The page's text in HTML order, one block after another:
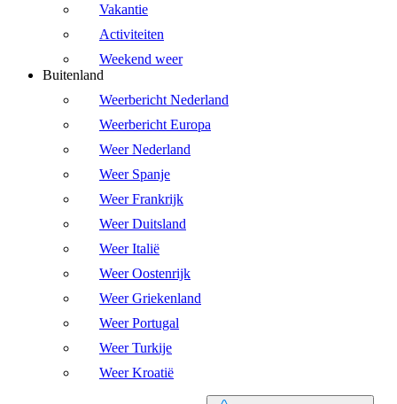
Vakantie
Activiteiten
Weekend weer
Buitenland
Weerbericht Nederland
Weerbericht Europa
Weer Nederland
Weer Spanje
Weer Frankrijk
Weer Duitsland
Weer Italië
Weer Oostenrijk
Weer Griekenland
Weer Portugal
Weer Turkije
Weer Kroatië